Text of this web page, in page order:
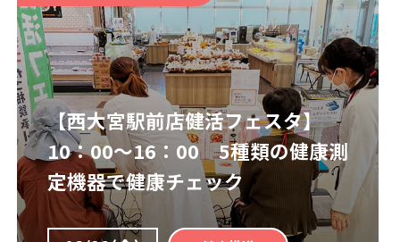
【西大宮駅前店健活フェスタ】
10：00～16：00 5種類の健康測
定機器で健康チェック